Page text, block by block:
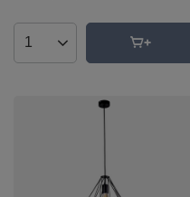
Ilość produktów